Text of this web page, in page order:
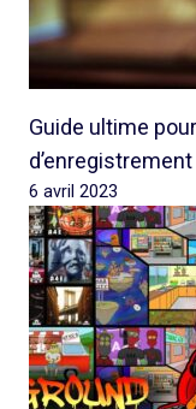
Guide ultime
d’enregistrement
6 avril 2023